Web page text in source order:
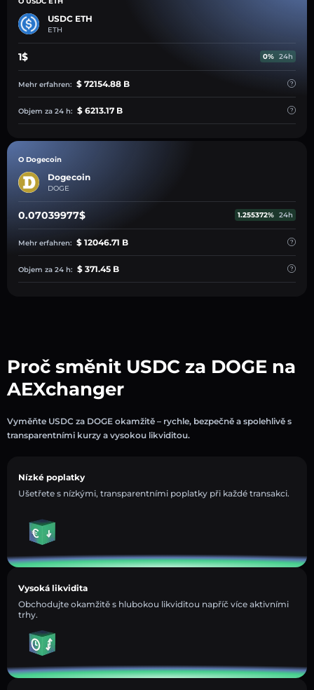
USDC ETH
ETH
1$ 0% 24h
Mehr erfahren: $ 72154.88 B
Objem za 24 h: $ 6213.17 B
O Dogecoin
Dogecoin
DOGE
0.07039977$ 1.255372% 24h
Mehr erfahren: $ 12046.71 B
Objem za 24 h: $ 371.45 B
Proč směnit USDC za DOGE na
AEXchanger
Vyměňte USDC za DOGE okamžitě – rychle, bezpečně a spolehlivě s
transparentními kurzy a vysokou likviditou.
Nízké poplatky
Ušetřete s nízkými, transparentními poplatky při každé transakci.
Vysoká likvidita
Obchodujte okamžitě s hlubokou likviditou napříč více aktivními
trhy.